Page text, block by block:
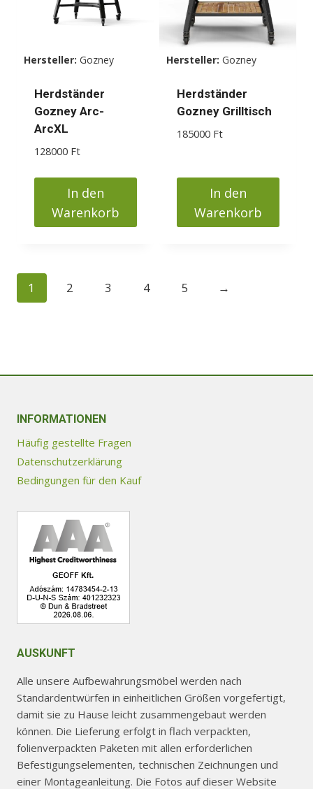
Hersteller: Gozney
Herdständer
Gozney Arc-
ArcXL
128000 Ft
In den
Warenkorb
Hersteller: Gozney
Herdständer
Gozney Grilltisch
185000 Ft
In den
Warenkorb
1 2 3 4 5 →
INFORMATIONEN
Häufig gestellte Fragen
Datenschutzerklärung
Bedingungen für den Kauf
AUSKUNFT
Alle unsere Aufbewahrungsmöbel werden nach
Standardentwürfen in einheitlichen Größen vorgefertigt,
damit sie zu Hause leicht zusammengebaut werden
können. Die Lieferung erfolgt in flach verpackten,
folienverpackten Paketen mit allen erforderlichen
Befestigungselementen, technischen Zeichnungen und
einer Montageanleitung. Die Fotos auf dieser Website